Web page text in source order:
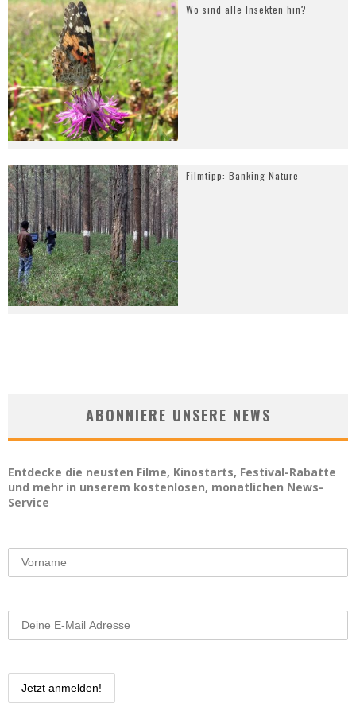
Wo sind alle Insekten hin?
Filmtipp: Banking Nature
ABONNIERE UNSERE NEWS
Entdecke die neusten Filme, Kinostarts, Festival-Rabatte
und mehr in unserem kostenlosen, monatlichen News-
Service